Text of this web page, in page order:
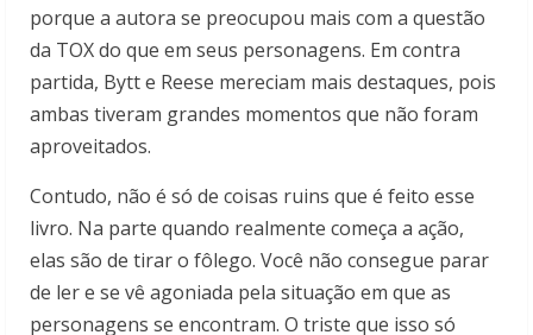
porque a autora se preocupou mais com a questão
da TOX do que em seus personagens. Em contra
partida, Bytt e Reese mereciam mais destaques, pois
ambas tiveram grandes momentos que não foram
aproveitados.
Contudo, não é só de coisas ruins que é feito esse
livro. Na parte quando realmente começa a ação,
elas são de tirar o fôlego. Você não consegue parar
de ler e se vê agoniada pela situação em que as
personagens se encontram. O triste que isso só